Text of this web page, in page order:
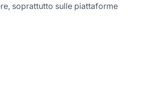
soprattutto sulle piattaforme